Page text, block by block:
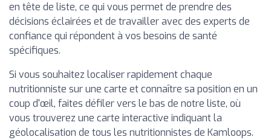
en tête de liste, ce qui vous permet de prendre des
décisions éclairées et de travailler avec des experts de
confiance qui répondent à vos besoins de santé
spécifiques.
Si vous souhaitez localiser rapidement chaque
nutritionniste sur une carte et connaître sa position en un
coup d'œil, faites défiler vers le bas de notre liste, où
vous trouverez une carte interactive indiquant la
géolocalisation de tous les nutritionnistes de Kamloops.